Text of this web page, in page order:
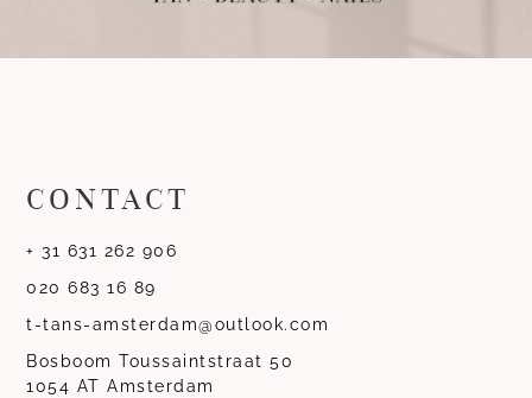
CONTACT
+ 31 631 262 906
020 683 16 89
t-tans-amsterdam@outlook.com
Bosboom Toussaintstraat 50
1054 AT Amsterdam